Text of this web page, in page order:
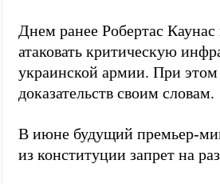
Днем ранее Робертас
атаковать критическую
украинской армии. При этом
доказательств своим словам.
В июне будущий премьер-
из конституции запрет на